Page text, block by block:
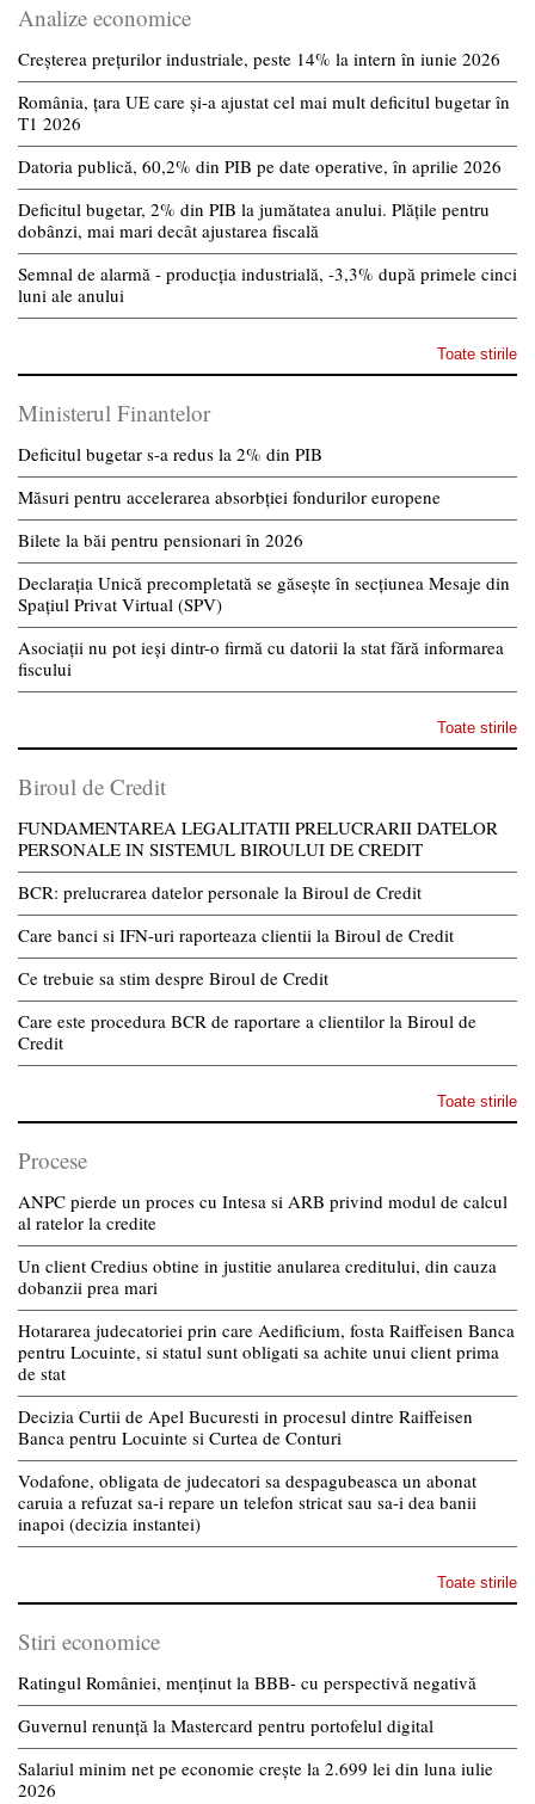
Analize economice
Creșterea prețurilor industriale, peste 14% la intern în iunie 2026
România, țara UE care și-a ajustat cel mai mult deficitul bugetar în
T1 2026
Datoria publică, 60,2% din PIB pe date operative, în aprilie 2026
Deficitul bugetar, 2% din PIB la jumătatea anului. Plățile pentru
dobânzi, mai mari decât ajustarea fiscală
Semnal de alarmă - producția industrială, -3,3% după primele cinci
luni ale anului
Toate stirile
Ministerul Finantelor
Deficitul bugetar s-a redus la 2% din PIB
Măsuri pentru accelerarea absorbției fondurilor europene
Bilete la băi pentru pensionari în 2026
Declarația Unică precompletată se găsește în secțiunea Mesaje din
Spațiul Privat Virtual (SPV)
Asociații nu pot ieși dintr-o firmă cu datorii la stat fără informarea
fiscului
Toate stirile
Biroul de Credit
FUNDAMENTAREA LEGALITATII PRELUCRARII DATELOR
PERSONALE IN SISTEMUL BIROULUI DE CREDIT
BCR: prelucrarea datelor personale la Biroul de Credit
Care banci si IFN-uri raporteaza clientii la Biroul de Credit
Ce trebuie sa stim despre Biroul de Credit
Care este procedura BCR de raportare a clientilor la Biroul de
Credit
Toate stirile
Procese
ANPC pierde un proces cu Intesa si ARB privind modul de calcul
al ratelor la credite
Un client Credius obtine in justitie anularea creditului, din cauza
dobanzii prea mari
Hotararea judecatoriei prin care Aedificium, fosta Raiffeisen Banca
pentru Locuinte, si statul sunt obligati sa achite unui client prima
de stat
Decizia Curtii de Apel Bucuresti in procesul dintre Raiffeisen
Banca pentru Locuinte si Curtea de Conturi
Vodafone, obligata de judecatori sa despagubeasca un abonat
caruia a refuzat sa-i repare un telefon stricat sau sa-i dea banii
inapoi (decizia instantei)
Toate stirile
Stiri economice
Ratingul României, menținut la BBB- cu perspectivă negativă
Guvernul renunță la Mastercard pentru portofelul digital
Salariul minim net pe economie crește la 2.699 lei din luna iulie
2026